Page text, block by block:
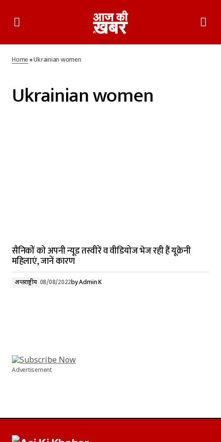
Home»Ukrainian women
Ukrainian women
सैनिकों को अपनी न्यूड तस्वीरें व वीडियोज भेज रही हैं यूक्रेनी
महिलाएं, जानें कारण
अन्तर्राष्ट्रीय 08/08/2022byAdmin K
Advertisement